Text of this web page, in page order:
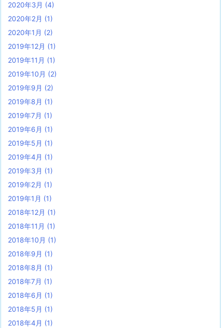
2020年3月 (4)
2020年2月 (1)
2020年1月 (2)
2019年12月 (1)
2019年11月 (1)
2019年10月 (2)
2019年9月 (2)
2019年8月 (1)
2019年7月 (1)
2019年6月 (1)
2019年5月 (1)
2019年4月 (1)
2019年3月 (1)
2019年2月 (1)
2019年1月 (1)
2018年12月 (1)
2018年11月 (1)
2018年10月 (1)
2018年9月 (1)
2018年8月 (1)
2018年7月 (1)
2018年6月 (1)
2018年5月 (1)
2018年4月 (1)